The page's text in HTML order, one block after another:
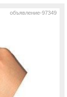
объявление-97349